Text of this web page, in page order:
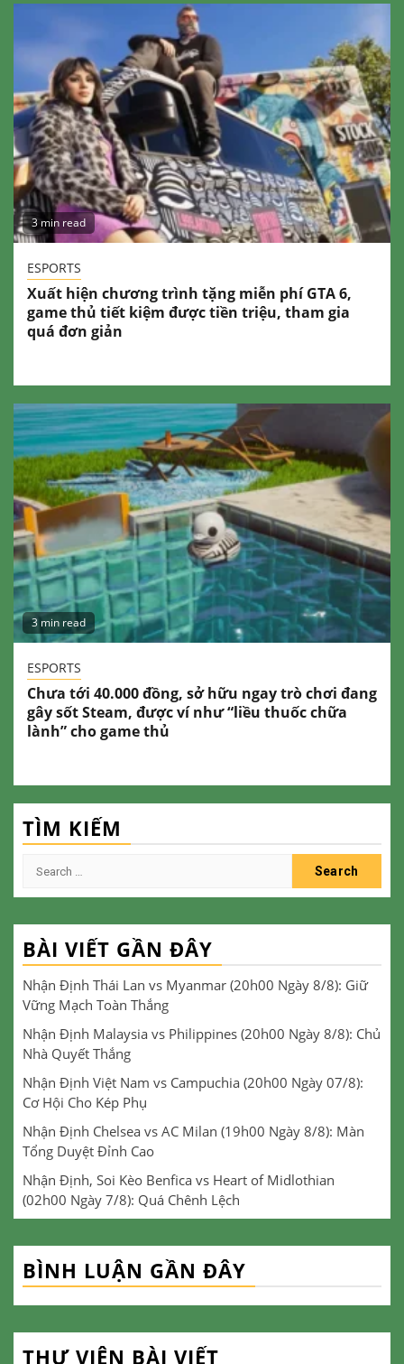
3 min read
ESPORTS
Xuất hiện chương trình tặng miễn phí GTA 6,
game thủ tiết kiệm được tiền triệu, tham gia
quá đơn giản
3 min read
ESPORTS
Chưa tới 40.000 đồng, sở hữu ngay trò chơi đang
gây sốt Steam, được ví như “liều thuốc chữa
lành” cho game thủ
TÌM KIẾM
Search
BÀI VIẾT GẦN ĐÂY
Nhận Định Thái Lan vs Myanmar (20h00 Ngày 8/8): Giữ
Vững Mạch Toàn Thắng
Nhận Định Malaysia vs Philippines (20h00 Ngày 8/8): Chủ
Nhà Quyết Thắng
Nhận Định Việt Nam vs Campuchia (20h00 Ngày 07/8):
Cơ Hội Cho Kép Phụ
Nhận Định Chelsea vs AC Milan (19h00 Ngày 8/8): Màn
Tổng Duyệt Đỉnh Cao
Nhận Định, Soi Kèo Benfica vs Heart of Midlothian
(02h00 Ngày 7/8): Quá Chênh Lệch
BÌNH LUẬN GẦN ĐÂY
THƯ VIỆN BÀI VIẾT